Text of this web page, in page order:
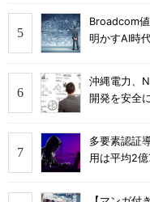
Broadcom
明かすAI時
沖縄電力、
開発を安全
多要素認証
用は平均2